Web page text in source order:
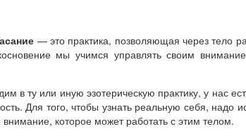
— это практика, позволяющая через тело
мы учимся управлять своим
в ту или иную эзотерическую практику, у нас
Для того, чтобы узнать реальную себя, надо
внимание, которое может работать с этим телом.